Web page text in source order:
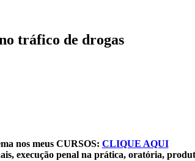
tráfico de drogas
nos meus CURSOS: CLIQUE AQUI
execução penal na prática, oratória,